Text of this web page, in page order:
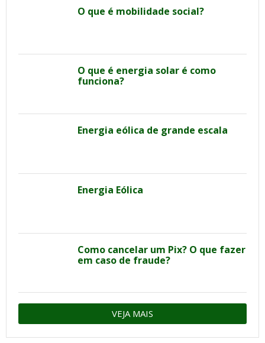
O que é mobilidade social?
O que é energia solar é como
funciona?
Energia eólica de grande escala
Energia Eólica
Como cancelar um Pix? O que fazer
em caso de fraude?
VEJA MAIS